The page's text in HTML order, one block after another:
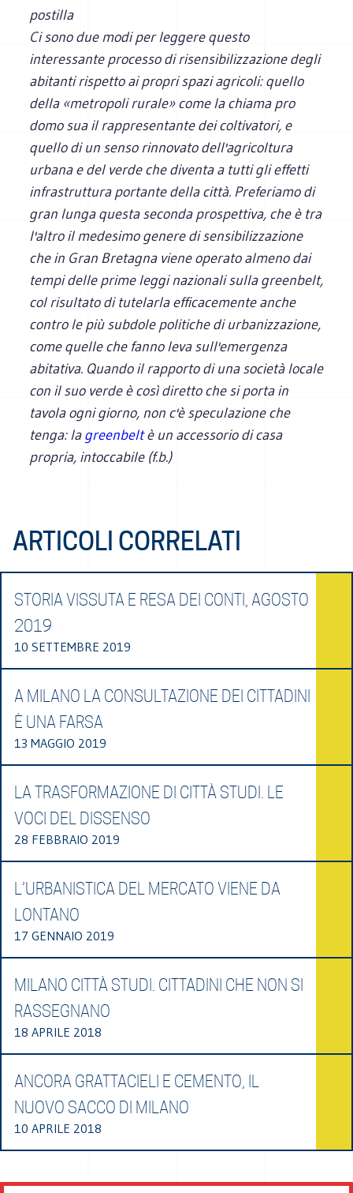
postilla
Ci sono due modi per leggere questo
interessante processo di risensibilizzazione degli
abitanti rispetto ai propri spazi agricoli: quello
della «metropoli rurale» come la chiama pro
domo sua il rappresentante dei coltivatori, e
quello di un senso rinnovato dell'agricoltura
urbana e del verde che diventa a tutti gli effetti
infrastruttura portante della città. Preferiamo di
gran lunga questa seconda prospettiva, che è tra
l'altro il medesimo genere di sensibilizzazione
che in Gran Bretagna viene operato almeno dai
tempi delle prime leggi nazionali sulla greenbelt,
col risultato di tutelarla efficacemente anche
contro le più subdole politiche di urbanizzazione,
come quelle che fanno leva sull'emergenza
abitativa. Quando il rapporto di una società locale
con il suo verde è così diretto che si porta in
tavola ogni giorno, non c'è speculazione che
tenga: lagreenbeltè un accessorio di casa
propria, intoccabile (f.b.)
ARTICOLI CORRELATI
STORIA VISSUTA E RESA DEI CONTI, AGOSTO
2019
10 SETTEMBRE 2019
A MILANO LA CONSULTAZIONE DEI CITTADINI
È UNA FARSA
13 MAGGIO 2019
LA TRASFORMAZIONE DI CITTÀ STUDI. LE
VOCI DEL DISSENSO
28 FEBBRAIO 2019
L’URBANISTICA DEL MERCATO VIENE DA
LONTANO
17 GENNAIO 2019
MILANO CITTÀ STUDI. CITTADINI CHE NON SI
RASSEGNANO
18 APRILE 2018
ANCORA GRATTACIELI E CEMENTO, IL
NUOVO SACCO DI MILANO
10 APRILE 2018